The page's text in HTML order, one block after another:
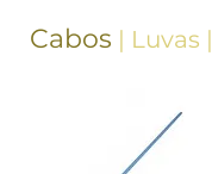
Cabos | Luvas |